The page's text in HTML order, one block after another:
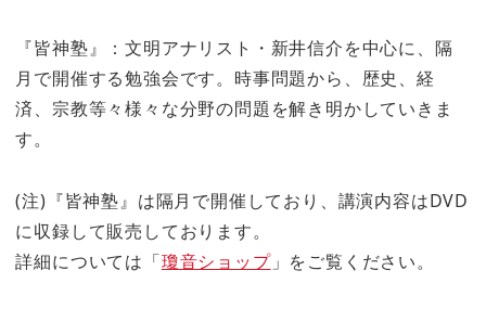
『皆神塾』：文明アナリスト・新井信介を中心に、隔
月で開催する勉強会です。時事問題から、歴史、経
済、宗教等々様々な分野の問題を解き明かしていきま
す。
(注)『皆神塾』は隔月で開催しており、講演内容はDVD
に収録して販売しております。
詳細については「瓊音ショップ」をご覧ください。